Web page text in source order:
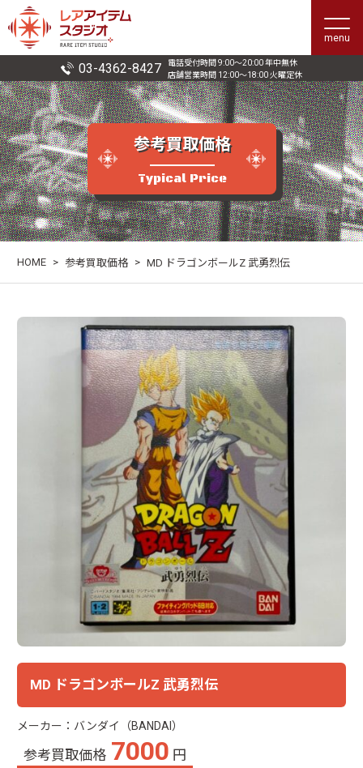
menu
03-4362-8427
電話受付時間 9:00〜20:00 年中無休
店舗営業時間 12:00〜18:00 火曜定休
参考買取価格
Typical Price
HOME > 参考買取価格 > MD ドラゴンボールZ 武勇烈伝
MD ドラゴンボールZ 武勇烈伝
メーカー：バンダイ（BANDAI）
参考買取価格 7000 円